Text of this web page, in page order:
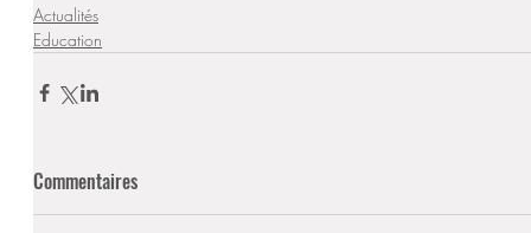
Actualités
Education
Commentaires